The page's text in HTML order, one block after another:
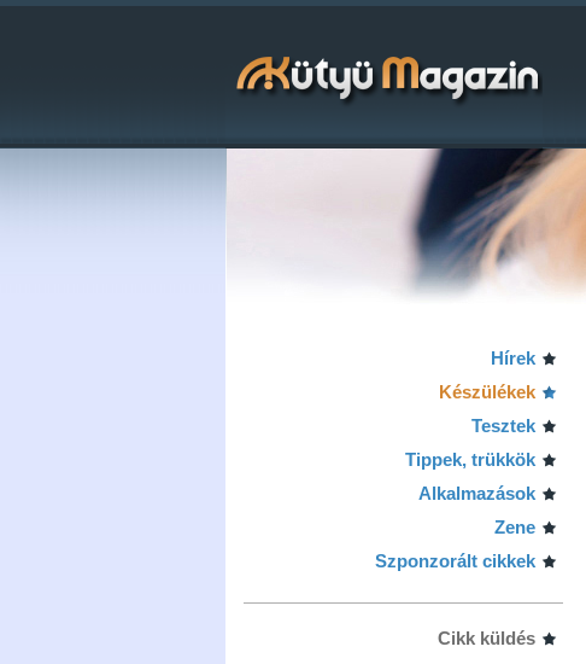
Hírek
Készülékek
Tesztek
Tippek, trükkök
Alkalmazások
Zene
Szponzorált cikkek
Cikk küldés